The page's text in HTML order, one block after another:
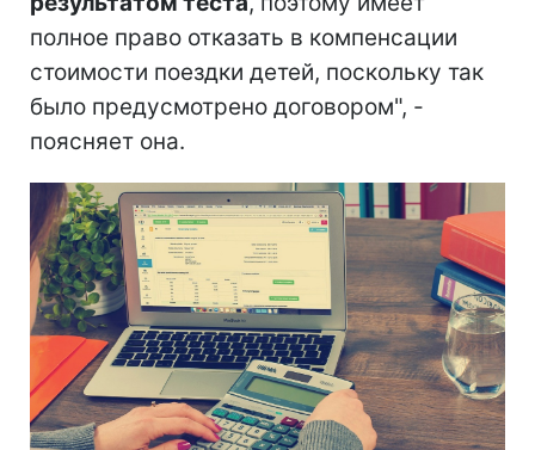
полное право отказать в компенсации
стоимости поездки детей, поскольку так
было предусмотрено договором", -
поясняет она.